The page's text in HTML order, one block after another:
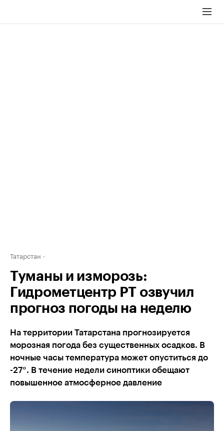
Татарстан
Туманы и изморозь:
Гидрометцентр РТ озвучил
прогноз погоды на неделю
На территории Татарстана прогнозируется
морозная погода без существенных осадков. В
ночные часы температура может опуститься до
-27°. В течение недели синоптики обещают
повышенное атмосферное давление